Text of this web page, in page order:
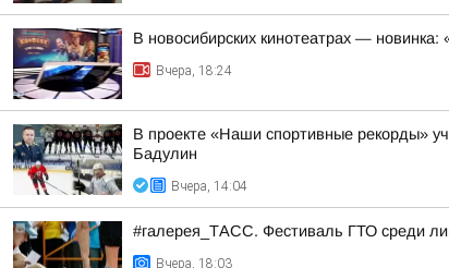
В новосибирских кинотеатрах — новинка:
Вчера, 18:24
В проекте «Наши спортивные рекорды»
Бадулин
Вчера, 14:04
#галерея_ТАСС. Фестиваль ГТО среди
Вчера, 18:03